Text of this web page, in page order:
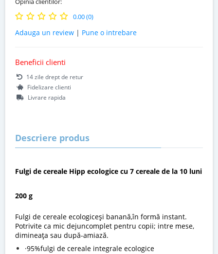
0.00 (0)
Adauga un review | Pune o intrebare
Beneficii clienti
14 zile drept de retur
Fidelizare clienti
Livrare rapida
Descriere produs
Fulgi de cereale Hipp ecologice cu 7 cereale de la 10 luni
200 g
Fulgi de cereale ecologiceşi banană,în formă instant.
Potrivite ca mic dejuncomplet pentru copii; intre mese,
dimineaţa sau după-amiază.
·95%fulgi de cereale integrale ecologice